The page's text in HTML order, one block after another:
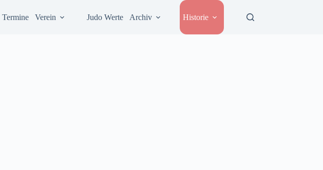
Termine Verein Judo Werte Archiv Historie